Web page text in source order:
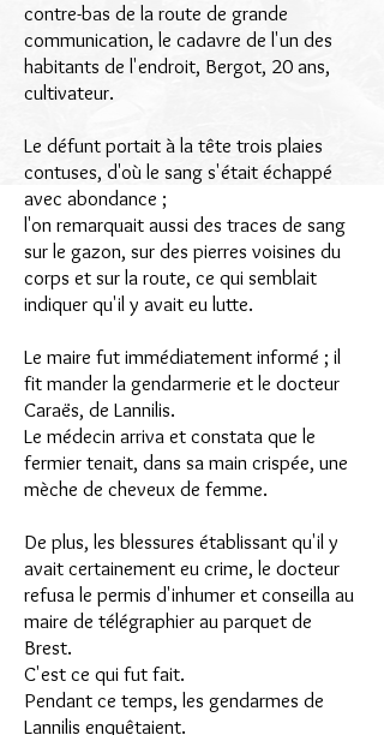
contre-bas de la route de grande
communication, le cadavre de l'un des
habitants de l'endroit, Bergot, 20 ans,
cultivateur.
Le défunt portait à la tête trois plaies
contuses, d'où le sang s'était échappé
avec abondance ;
l'on remarquait aussi des traces de sang
sur le gazon, sur des pierres voisines du
corps et sur la route, ce qui semblait
indiquer qu'il y avait eu lutte.
Le maire fut immédiatement informé ; il
fit mander la gendarmerie et le docteur
Caraës, de Lannilis.
Le médecin arriva et constata que le
fermier tenait, dans sa main crispée, une
mèche de cheveux de femme.
De plus, les blessures établissant qu'il y
avait certainement eu crime, le docteur
refusa le permis d'inhumer et conseilla au
maire de télégraphier au parquet de
Brest.
C'est ce qui fut fait.
Pendant ce temps, les gendarmes de
Lannilis enquêtaient.